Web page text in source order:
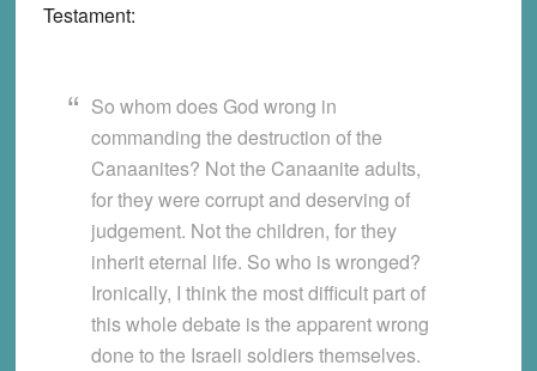
Testament:
So whom does God wrong in
commanding the destruction of the
Canaanites? Not the Canaanite adults,
for they were corrupt and deserving of
judgement. Not the children, for they
inherit eternal life. So who is wronged?
Ironically, I think the most difficult part of
this whole debate is the apparent wrong
done to the Israeli soldiers themselves.